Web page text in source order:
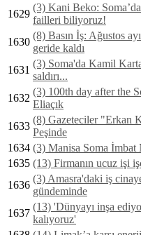
1629
(3) Kani Beko:
failleri biliyoruz!
1630
(8) Basın İş: Ağustos
geride kaldı
1631
(3) Soma'da Kamil
saldırı...
1632
(3) 100th day after the
Eliaçık
1633
(8) Gazeteciler "Erkan
Peşinde
1634 (3) Manisa Soma İmbat
1635 (13) Firmanın ucuz işi
1636
(3) Amasra'daki iş
gündeminde
1637
(13) 'Dünyayı inşa
kalıyoruz'